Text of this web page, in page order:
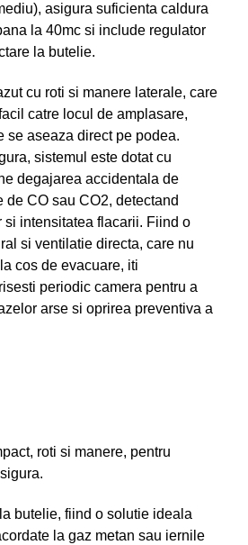
asigura suficienta caldura
la 40mc si include regulator
la butelie.
cu roti si manere laterale, care
catre locul de amplasare,
se aseaza direct pe podea.
sistemul este dotat cu
degajarea accidentala de
de CO sau CO2, detectand
si intensitatea flacarii. Fiind o
si ventilatie directa, care nu
cos de evacuare, iti
periodic camera pentru a
arse si oprirea preventiva a
roti si manere, pentru
butelie, fiind o solutie ideala
la gaz metan sau iernile